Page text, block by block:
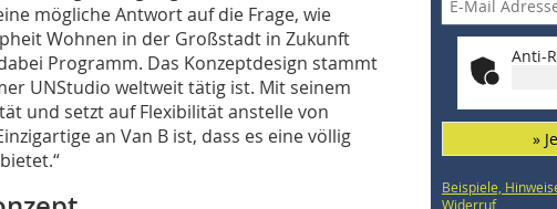
mögliche Antwort auf die Frage, wie
Wohnen in der Großstadt in Zukunft
Programm. Das Konzeptdesign stammt
UNStudio weltweit tätig ist. Mit seinem
und setzt auf Flexibilität anstelle von
an Van B ist, dass es eine völlig
Anti-
»
Beispiele,
Widerruf